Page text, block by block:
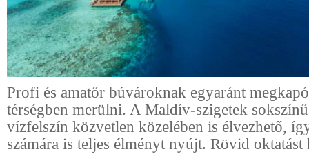
Profi és amatőr búvároknak egyaránt
térségben merülni. A Maldív-szigetek
vízfelszín közvetlen közelében is élvezhető,
számára is teljes élményt nyújt. Rövid oktatást